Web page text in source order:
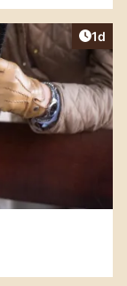
1d